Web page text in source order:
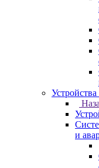
Устройства
и